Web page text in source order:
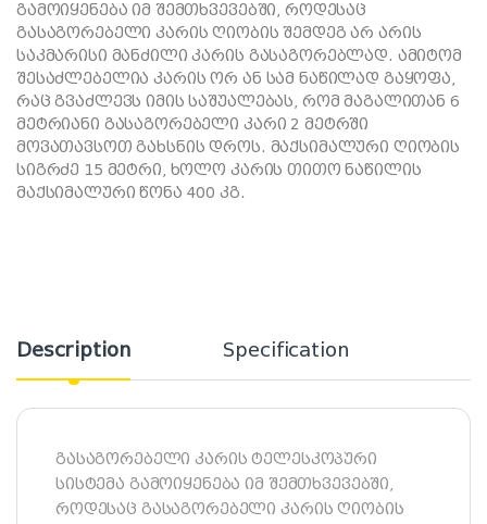
გამოიყენება იმ შემთხვევებში, როდესაც
გასაგორებელი კარის ღიობის შემდეგ არ არის
საკმარისი მანძილი კარის გასაგორებლად. ამიტომ
შესაძლებელია კარის ორ ან სამ ნაწილად გაყოფა,
რაც გვაძლევს იმის საშუალებას, რომ მაგალითან 6
მეტრიანი გასაგორებელი კარი 2 მეტრში
მოვათავსოთ გახსნის დროს. მაქსიმალური ღიობის
სიგრძე 15 მეტრი, ხოლო კარის თითო ნაწილის
მაქსიმალური წონა 400 კგ.
Description Specification
გასაგორებელი კარის ტელესკოპური
სისტემა გამოიყენება იმ შემთხვევებში,
როდესაც გასაგორებელი კარის ღიობის